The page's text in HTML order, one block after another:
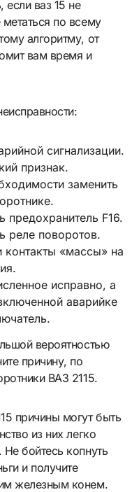
ваз 15 не
по всему
алгоритму, от
вам время и
сигнализации.
признак.
заменить
предохранитель F16.
реле поворотов.
«массы» на
исправно, а
аварийке
вероятностью
причину, по
ВАЗ 2115.
причины могут быть
из них легко
бойтесь копнуть
и получите
железным конем.